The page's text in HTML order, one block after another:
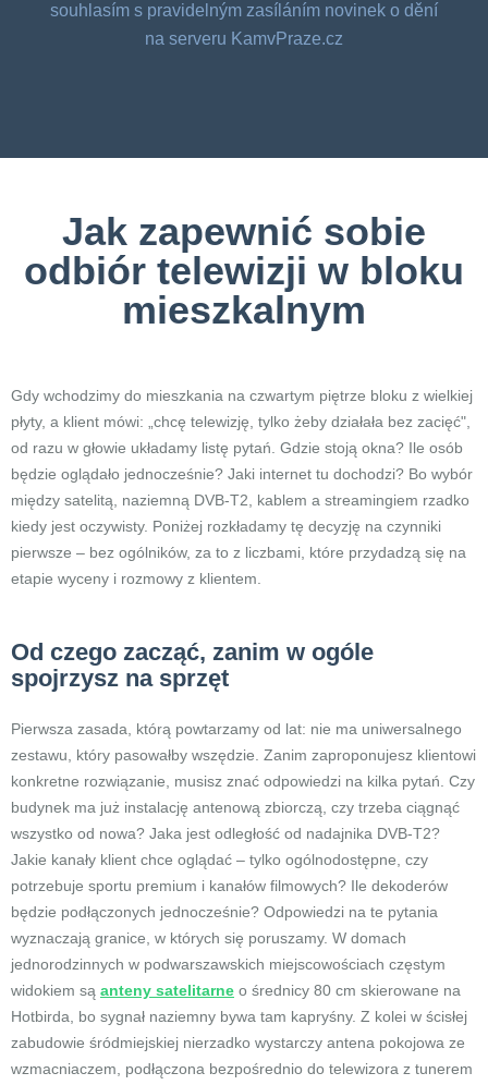
souhlasím s pravidelným zasíláním novinek o dění
na serveru KamvPraze.cz
Jak zapewnić sobie
odbiór telewizji w bloku
mieszkalnym
Gdy wchodzimy do mieszkania na czwartym piętrze bloku z wielkiej
płyty, a klient mówi: „chcę telewizję, tylko żeby działała bez zacięć",
od razu w głowie układamy listę pytań. Gdzie stoją okna? Ile osób
będzie oglądało jednocześnie? Jaki internet tu dochodzi? Bo wybór
między satelitą, naziemną DVB-T2, kablem a streamingiem rzadko
kiedy jest oczywisty. Poniżej rozkładamy tę decyzję na czynniki
pierwsze – bez ogólników, za to z liczbami, które przydadzą się na
etapie wyceny i rozmowy z klientem.
Od czego zacząć, zanim w ogóle
spojrzysz na sprzęt
Pierwsza zasada, którą powtarzamy od lat: nie ma uniwersalnego
zestawu, który pasowałby wszędzie. Zanim zaproponujesz klientowi
konkretne rozwiązanie, musisz znać odpowiedzi na kilka pytań. Czy
budynek ma już instalację antenową zbiorczą, czy trzeba ciągnąć
wszystko od nowa? Jaka jest odległość od nadajnika DVB-T2?
Jakie kanały klient chce oglądać – tylko ogólnodostępne, czy
potrzebuje sportu premium i kanałów filmowych? Ile dekoderów
będzie podłączonych jednocześnie? Odpowiedzi na te pytania
wyznaczają granice, w których się poruszamy. W domach
jednorodzinnych w podwarszawskich miejscowościach częstym
widokiem są anteny satelitarne o średnicy 80 cm skierowane na
Hotbirda, bo sygnał naziemny bywa tam kapryśny. Z kolei w ścisłej
zabudowie śródmiejskiej nierzadko wystarczy antena pokojowa ze
wzmacniaczem, podłączona bezpośrednio do telewizora z tunerem